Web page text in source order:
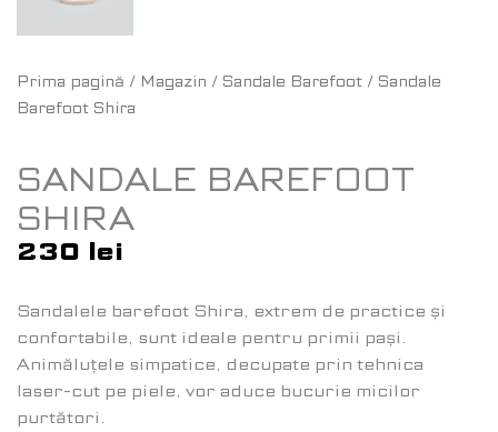
Prima pagină / Magazin / Sandale Barefoot / Sandale
Barefoot Shira
SANDALE BAREFOOT
SHIRA
230 lei
Sandalele barefoot Shira, extrem de practice și
confortabile, sunt ideale pentru primii pași.
Animăluțele simpatice, decupate prin tehnica
laser-cut pe piele, vor aduce bucurie micilor
purtători.